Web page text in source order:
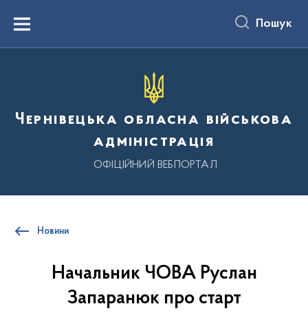
вмістуMenu Пошук
Чернівецька обласна військова
адміністрація
ОФІЦІЙНИЙ ВЕБПОРТАЛ
Новини
Начальник ЧОВА Руслан
Запаранюк про старт